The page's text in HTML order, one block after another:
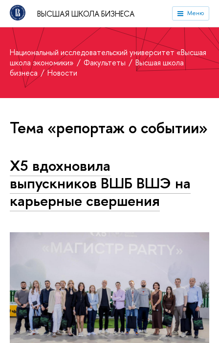
ВЫСШАЯ ШКОЛА БИЗНЕСА Меню
Национальный исследовательский университет «Высшая
школа экономики»
Факультеты
Высшая школа
бизнеса
Новости
Тема «репортаж о событии»
X5 вдохновила
выпускников ВШБ ВШЭ на
карьерные свершения